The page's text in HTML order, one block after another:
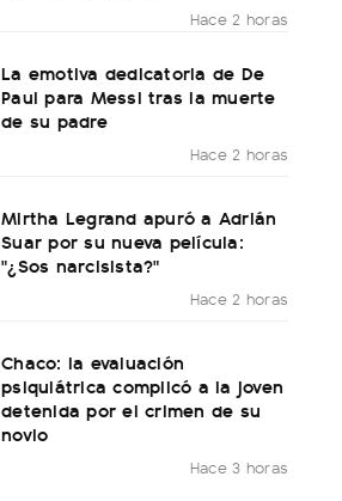
Hace 2 horas
La emotiva dedicatoria de De
Paul para Messi tras la muerte
de su padre
Hace 2 horas
Mirtha Legrand apuró a Adrián
Suar por su nueva película:
"¿Sos narcisista?"
Hace 2 horas
Chaco: la evaluación
psiquiátrica complicó a la joven
detenida por el crimen de su
novio
Hace 3 horas